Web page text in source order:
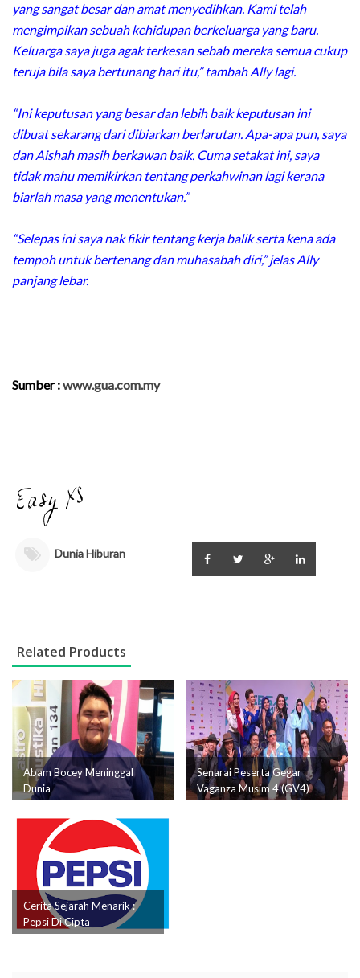
yang sangat besar dan amat menyedihkan. Kami telah
mengimpikan sebuah kehidupan berkeluarga yang baru.
Keluarga saya juga agak terkesan sebab mereka semua cukup
teruja bila saya bertunang hari itu,” tambah Ally lagi.
“Ini keputusan yang besar dan lebih baik keputusan ini
dibuat sekarang dari dibiarkan berlarutan. Apa-apa pun, saya
dan Aishah masih berkawan baik. Cuma setakat ini, saya
tidak mahu memikirkan tentang perkahwinan lagi kerana
biarlah masa yang menentukan.”
“Selepas ini saya nak fikir tentang kerja balik serta kena ada
tempoh untuk bertenang dan muhasabah diri,” jelas Ally
panjang lebar.
Sumber :www.gua.com.my
Dunia Hiburan
Related Products
Abam Bocey Meninggal
Dunia
Senarai Peserta Gegar
Vaganza Musim 4 (GV4)
Cerita Sejarah Menarik :
Pepsi Di Cipta